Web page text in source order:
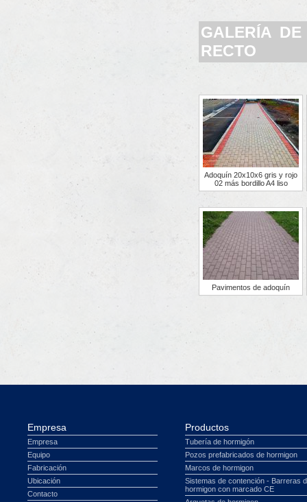
GALERÍA
RECTO
Adoquín 20x10x6 gris y rojo
02 más bordillo A4 liso
Pavimentos de adoquín
Empresa
Empresa
Equipo
Fabricación
Ubicación
Contacto
Productos
Tubería de hormigón
Pozos prefabricados de hormigon
Marcos de hormigon
Sistemas de contención - Barreras
hormigon con marcado CE